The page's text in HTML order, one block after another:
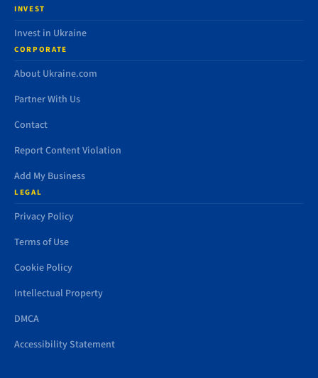
INVEST
Invest in Ukraine
CORPORATE
About Ukraine.com
Partner With Us
Contact
Report Content Violation
Add My Business
LEGAL
Privacy Policy
Terms of Use
Cookie Policy
Intellectual Property
DMCA
Accessibility Statement